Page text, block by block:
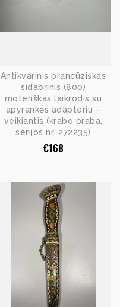
Antikvarinis prancūziškas
sidabrinis (800)
moteriškas laikrodis su
apyrankės adapteriu –
veikiantis (krabo praba,
serijos nr. 272235)
€168